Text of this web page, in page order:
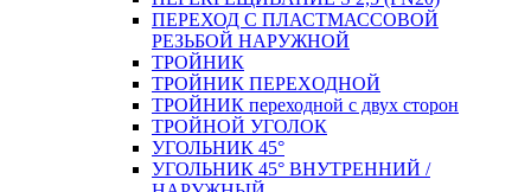
ПЕРЕХОД С ПЛАСТМАССОВОЙ
РЕЗЬБОЙ НАРУЖНОЙ
ТРОЙНИК
ТРОЙНИК ПЕРЕXОДНОЙ
ТРОЙНИК переходной с двух сторон
ТРОЙНОЙ УГОЛОК
УГОЛЬНИК 45°
УГОЛЬНИК 45° ВНУТРЕННИЙ /